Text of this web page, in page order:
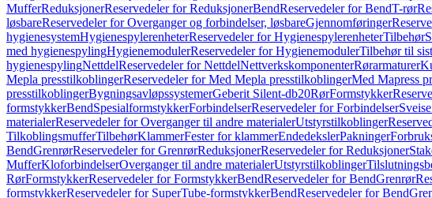
MufferReduksjonerReservedeler for ReduksjonerBendReservedeler for BendT-rør
løsbareReservedeler for Overganger og forbindelser, løsbareGjennomføringer
hygienesystemHygienespylerenheterReservedeler for HygienespylerenheterTilbehør
med hygienespylingHygienemodulerReservedeler for HygienemodulerTilbehør til
hygienespylingNettdelReservedeler for NettdelNettverkskomponenterRørarmaturer
Mepla presstilkoblingerReservedeler for Med Mepla presstilkoblingerMed Mapress
presstilkoblingerBygningsavløpssystemerGeberit Silent-db20RørFormstykker
formstykkerBendSpesialformstykkerForbindelserReservedeler for Forbindelser
materialerReservedeler for Overganger til andre materialerUtstyrstilkoblinger
TilkoblingsmufferTilbehørKlammerFester for klammerEndedekslerPakninger
BendGrenrørReservedeler for GrenrørReduksjonerReservedeler for Reduksjoner
MufferKloforbindelserOverganger til andre materialerUtstyrstilkoblinger
RørFormstykkerReservedeler for FormstykkerBendReservedeler for BendGrenrør
formstykkerReservedeler for SuperTube-formstykkerBendReservedeler for Bend